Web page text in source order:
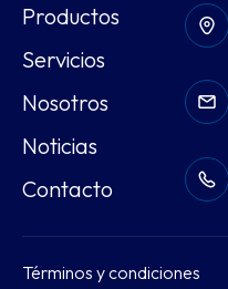
Productos
Servicios
Nosotros
Noticias
Contacto
Términos y condiciones